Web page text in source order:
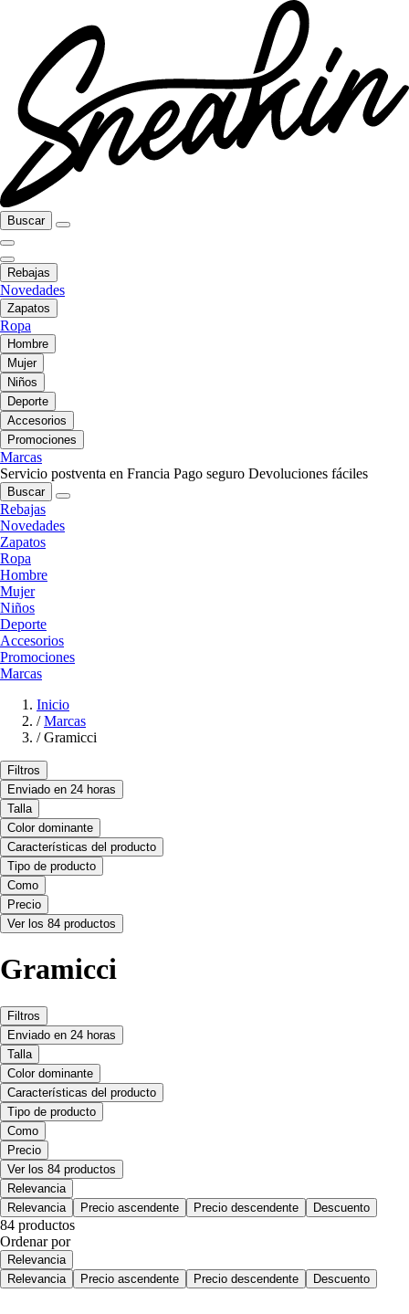
Buscar
Rebajas
Novedades
Zapatos
Ropa
Hombre
Mujer
Niños
Deporte
Accesorios
Promociones
Marcas
Servicio postventa en Francia Pago seguro Devoluciones fáciles
Buscar
Rebajas
Novedades
Zapatos
Ropa
Hombre
Mujer
Niños
Deporte
Accesorios
Promociones
Marcas
Inicio
/ Marcas
/ Gramicci
Filtros
Enviado en 24 horas
Talla
Color dominante
Características del producto
Tipo de producto
Como
Precio
Ver los 84 productos
Gramicci
Filtros
Enviado en 24 horas
Talla
Color dominante
Características del producto
Tipo de producto
Como
Precio
Ver los 84 productos
Relevancia
Relevancia
Precio ascendente Precio descendente Descuento
84 productos
Ordenar por
Relevancia
Relevancia
Precio ascendente Precio descendente Descuento